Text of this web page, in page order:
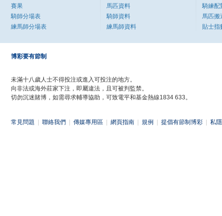
賽果
騎師分場表
練馬師分場表
馬匹資料
騎師資料
練馬師資料
騎練配
馬匹搬
貼士指
博彩要有節制
未滿十八歲人士不得投注或進入可投注的地方。
向非法或海外莊家下注，即屬違法，且可被判監禁。
切勿沉迷賭博，如需尋求輔導協助，可致電平和基金熱線1834 633。
常見問題 聯絡我們 傳媒專用區 網頁指南 規例 提倡有節制博彩 私